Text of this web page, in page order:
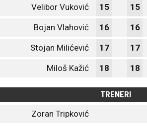
Velibor Vuković 15 15
Bojan Vlahović 16 16
Stojan Milićević 17 17
Miloš Kažić 18 18
TRENERI
Zoran Tripković